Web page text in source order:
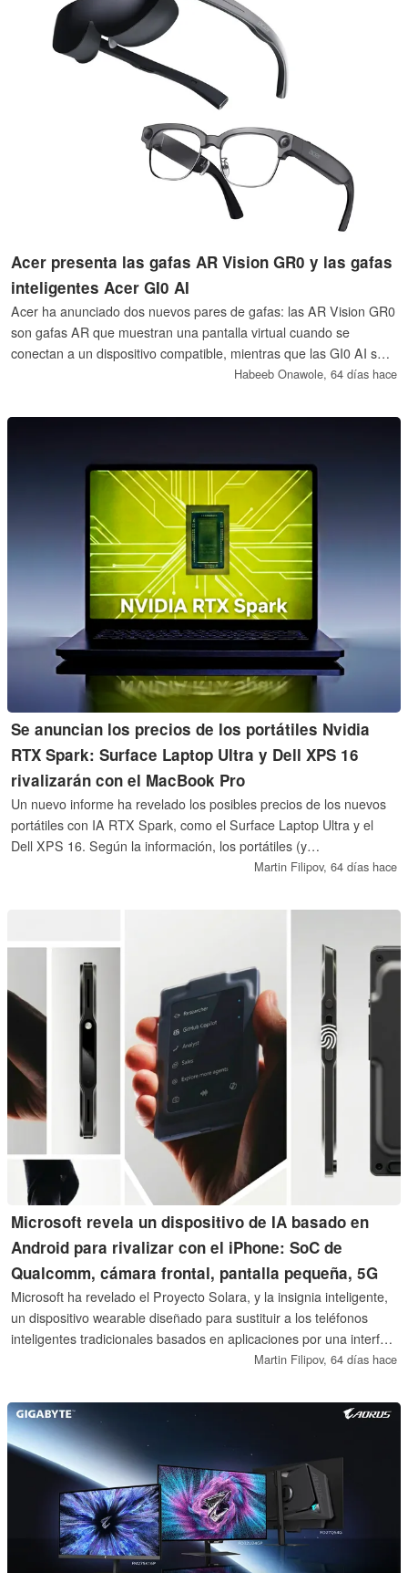
Acer presenta las gafas AR Vision GR0 y las gafas
inteligentes Acer GI0 AI
Acer ha anunciado dos nuevos pares de gafas: las AR Vision GR0
son gafas AR que muestran una pantalla virtual cuando se
conectan a un dispositivo compatible, mientras que las GI0 AI son
gafas inteligentes con tecnología Gemini que se conectan a
Norteamérica, Europa y Australia.
Habeeb Onawole, 64 días hace
Se anuncian los precios de los portátiles Nvidia
RTX Spark: Surface Laptop Ultra y Dell XPS 16
rivalizarán con el MacBook Pro
Un nuevo informe ha revelado los posibles precios de los nuevos
portátiles con IA RTX Spark, como el Surface Laptop Ultra y el
Dell XPS 16. Según la información, los portátiles (y
presumiblemente los PC) equipados con el chip N1x podrían llevar
los modelos N1 de nivel básico podrían comenzar en 1.799
Martin Filipov, 64 días hace
Microsoft revela un dispositivo de IA basado en
Android para rivalizar con el iPhone: SoC de
Qualcomm, cámara frontal, pantalla pequeña, 5G
Microsoft ha revelado el Proyecto Solara, y la insignia inteligente,
un dispositivo wearable diseñado para sustituir a los teléfonos
inteligentes tradicionales basados en aplicaciones por una interfaz
de IA basada en agentes. A medida que Microsoft inicia las
entra en una carrera crítica contra el rumoreado teléfono con IA
2027 de OpenAI, señalando un cambio importante hacia el
hardware especializado y consciente del contexto.
Martin Filipov, 64 días hace